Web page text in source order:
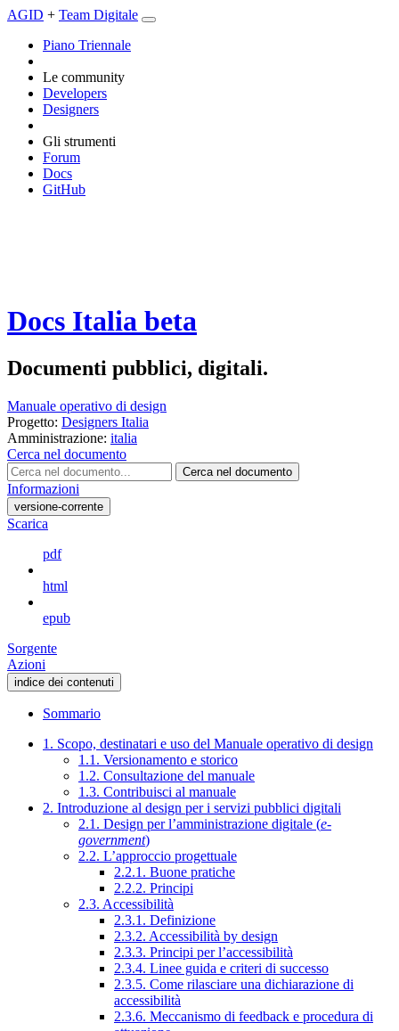
AGID + Team Digitale
Piano Triennale
Le community
Developers
Designers
Gli strumenti
Forum
Docs
GitHub
Docs Italia beta
Documenti pubblici, digitali.
Manuale operativo di design
Progetto: Designers Italia
Amministrazione: italia
Cerca nel documento
Cerca nel documento
Informazioni
versione-corrente
Scarica
pdf
html
epub
Sorgente
Azioni
indice dei contenuti
Sommario
1. Scopo, destinatari e uso del Manuale operativo di design
1.1. Versionamento e storico
1.2. Consultazione del manuale
1.3. Contribuisci al manuale
2. Introduzione al design per i servizi pubblici digitali
2.1. Design per l’amministrazione digitale (e-
government)
2.2. L’approccio progettuale
2.2.1. Buone pratiche
2.2.2. Principi
2.3. Accessibilità
2.3.1. Definizione
2.3.2. Accessibilità by design
2.3.3. Principi per l’accessibilità
2.3.4. Linee guida e criteri di successo
2.3.5. Come rilasciare una dichiarazione di
accessibilità
2.3.6. Meccanismo di feedback e procedura di